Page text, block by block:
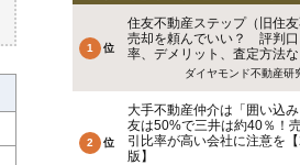
住友不動産ステップ（旧住
売却を頼んでいい？ 評判口
率、デメリット、査定方法な
ダイヤモンド不動産研
大手不動産仲介は「囲い込
友は50%で三井は約40％！
引比率が高い会社に注意を
版】